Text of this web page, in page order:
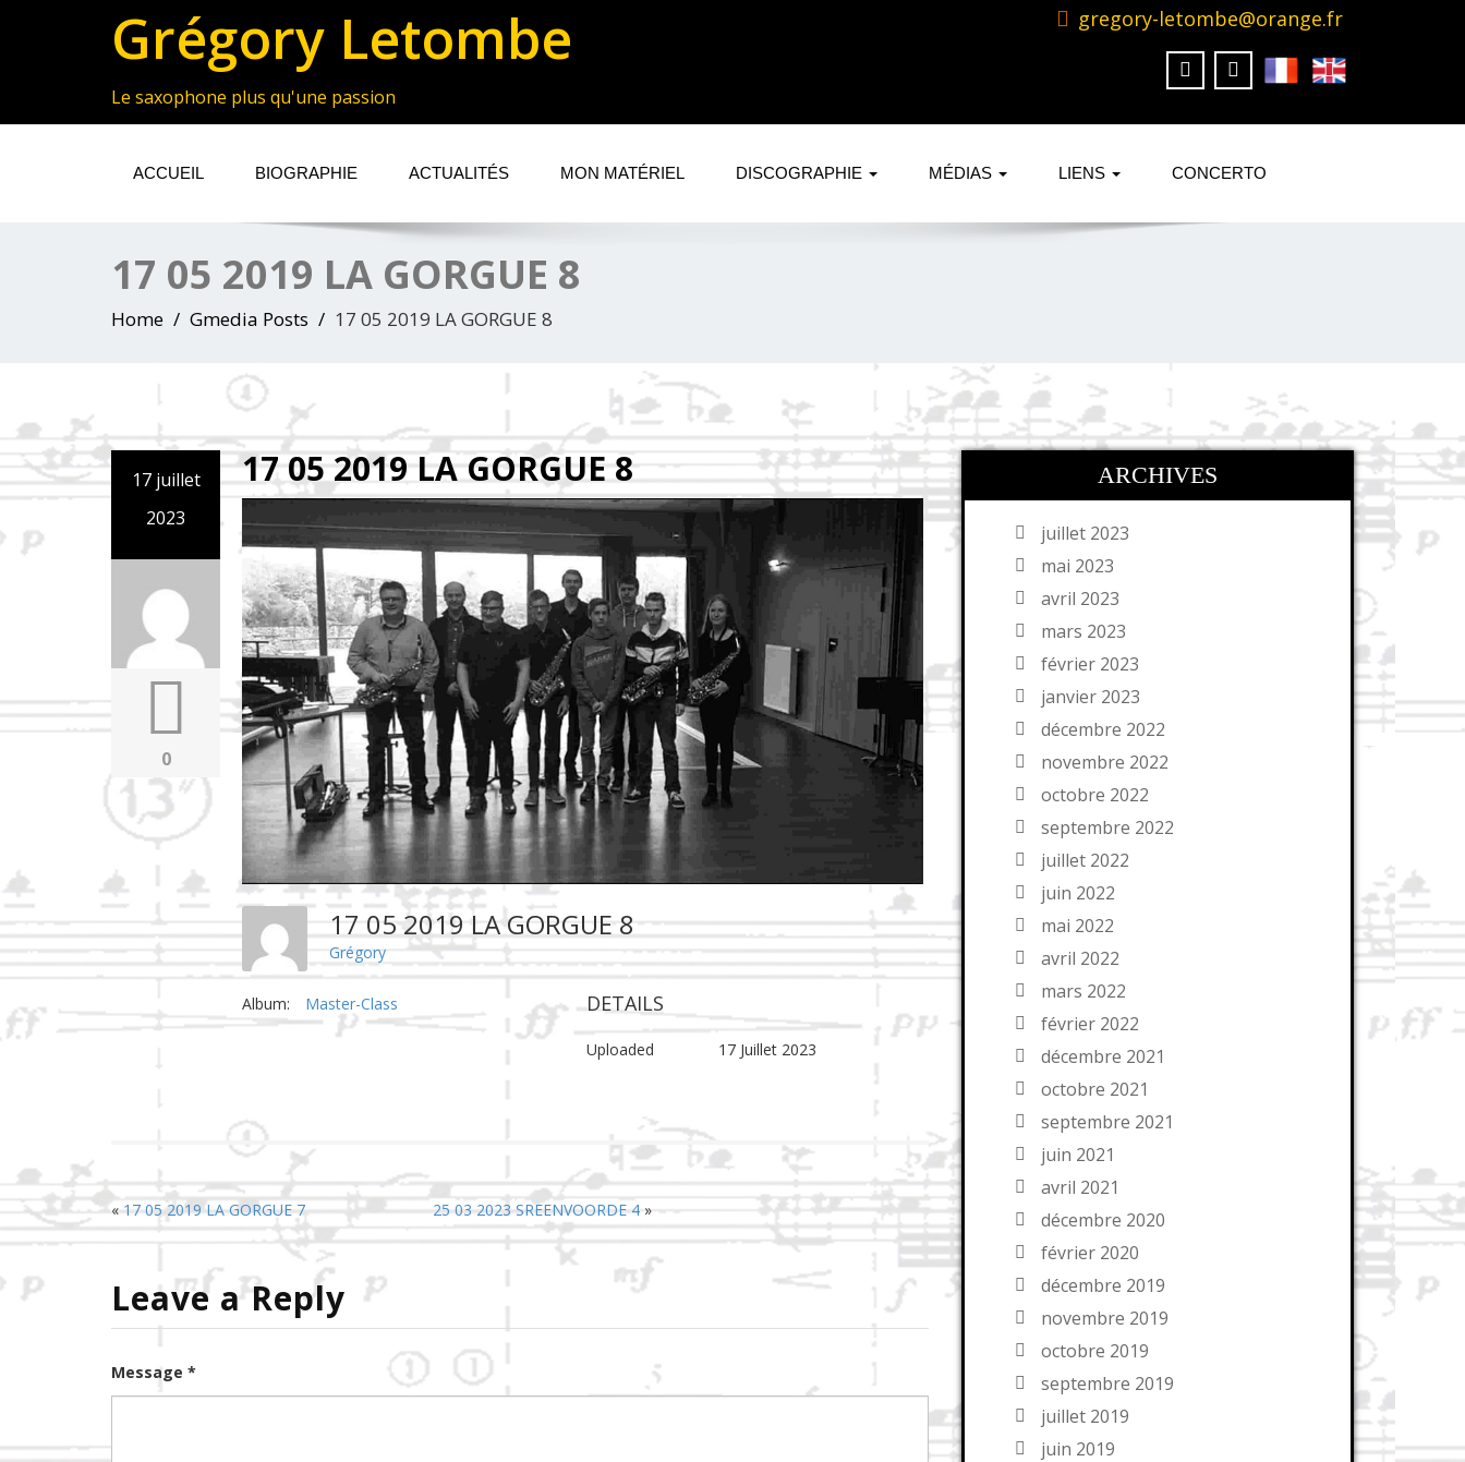
Grégory Letombe
Le saxophone plus qu'une passion
gregory-letombe@orange.fr
ACCUEIL BIOGRAPHIE ACTUALITÉS MON MATÉRIEL DISCOGRAPHIE MÉDIAS LIENS CONCERTO
17 05 2019 LA GORGUE 8
Home Gmedia Posts 17 05 2019 LA GORGUE 8
17 juillet
2023
0
17 05 2019 LA GORGUE 8
17 05 2019 LA GORGUE 8
Grégory
Album: Master-Class DETAILS
Uploaded 17 Juillet 2023
«17 05 2019 LA GORGUE 7 25 03 2023 SREENVOORDE 4»
Leave a Reply
Message *
ARCHIVES
juillet 2023
mai 2023
avril 2023
mars 2023
février 2023
janvier 2023
décembre 2022
novembre 2022
octobre 2022
septembre 2022
juillet 2022
juin 2022
mai 2022
avril 2022
mars 2022
février 2022
décembre 2021
octobre 2021
septembre 2021
juin 2021
avril 2021
décembre 2020
février 2020
décembre 2019
novembre 2019
octobre 2019
septembre 2019
juillet 2019
juin 2019